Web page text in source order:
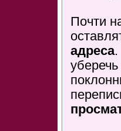
Почти
адреса.